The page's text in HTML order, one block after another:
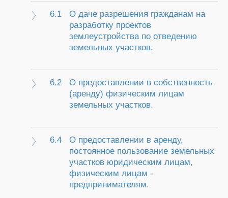
6.1
О даче разрешения гражданам на
разработку проектов
землеустройства по отведению
земельных участков.
6.2
О предоставлении в собственность
(аренду) физическим лицам
земельных участков.
6.4
О предоставлении в аренду,
постоянное пользование земельных
участков юридическим лицам,
физическим лицам -
предпринимателям.